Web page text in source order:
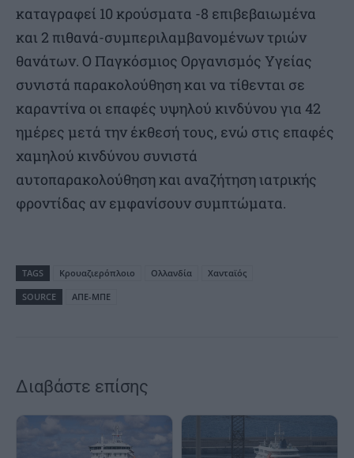
καταγραφεί 10 κρούσματα -8 επιβεβαιωμένα
και 2 πιθανά-συμπεριλαμβανομένων τριών
θανάτων. Ο Παγκόσμιος Οργανισμός Υγείας
συνιστά παρακολούθηση και να τίθενται σε
καραντίνα οι επαφές υψηλού κινδύνου για 42
ημέρες μετά την έκθεσή τους, ενώ στις επαφές
χαμηλού κινδύνου συνιστά
αυτοπαρακολούθηση και αναζήτηση ιατρικής
φροντίδας αν εμφανίσουν συμπτώματα.
TAGS Κρουαζιερόπλοιο Ολλανδία
Χανταϊός
SOURCE
ΑΠΕ-ΜΠΕ
Διαβάστε επίσης